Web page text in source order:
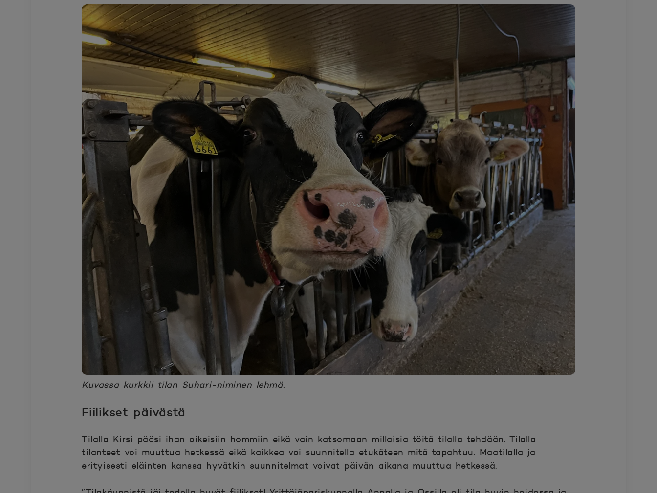
Kuvassa kurkkii tilan Suhari-niminen lehmä.
Fiilikset päivästä
Tilalla Kirsi pääsi ihan oikeisiin hommiin eikä vain katsomaan millaisia töitä tilalla tehdään. Tilalla
tilanteet voi muuttua hetkessä eikä kaikkea voi suunnitella etukäteen mitä tapahtuu. Maatilalla ja
erityisesti eläinten kanssa hyvätkin suunnitelmat voivat päivän aikana muuttua hetkessä.